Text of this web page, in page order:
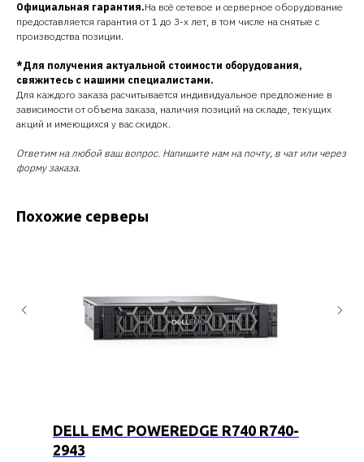
Официальная гарантия.На всё сетевое и серверное оборудование
предоставляется гарантия от 1 до 3-х лет, в том числе на снятые с
производства позиции.
*Для получения актуальной стоимости оборудования,
свяжитесь с нашими специалистами.
Для каждого заказа расчитывается индивидуальное предложение в
зависимости от объема заказа, наличия позиций на складе, текущих
акций и имеющихся у вас скидок.
Ответим на любой ваш вопрос. Напишите нам на почту, в чат или через
форму заказа.
Похожие серверы
DELL EMC POWEREDGE R740 R740-
2943